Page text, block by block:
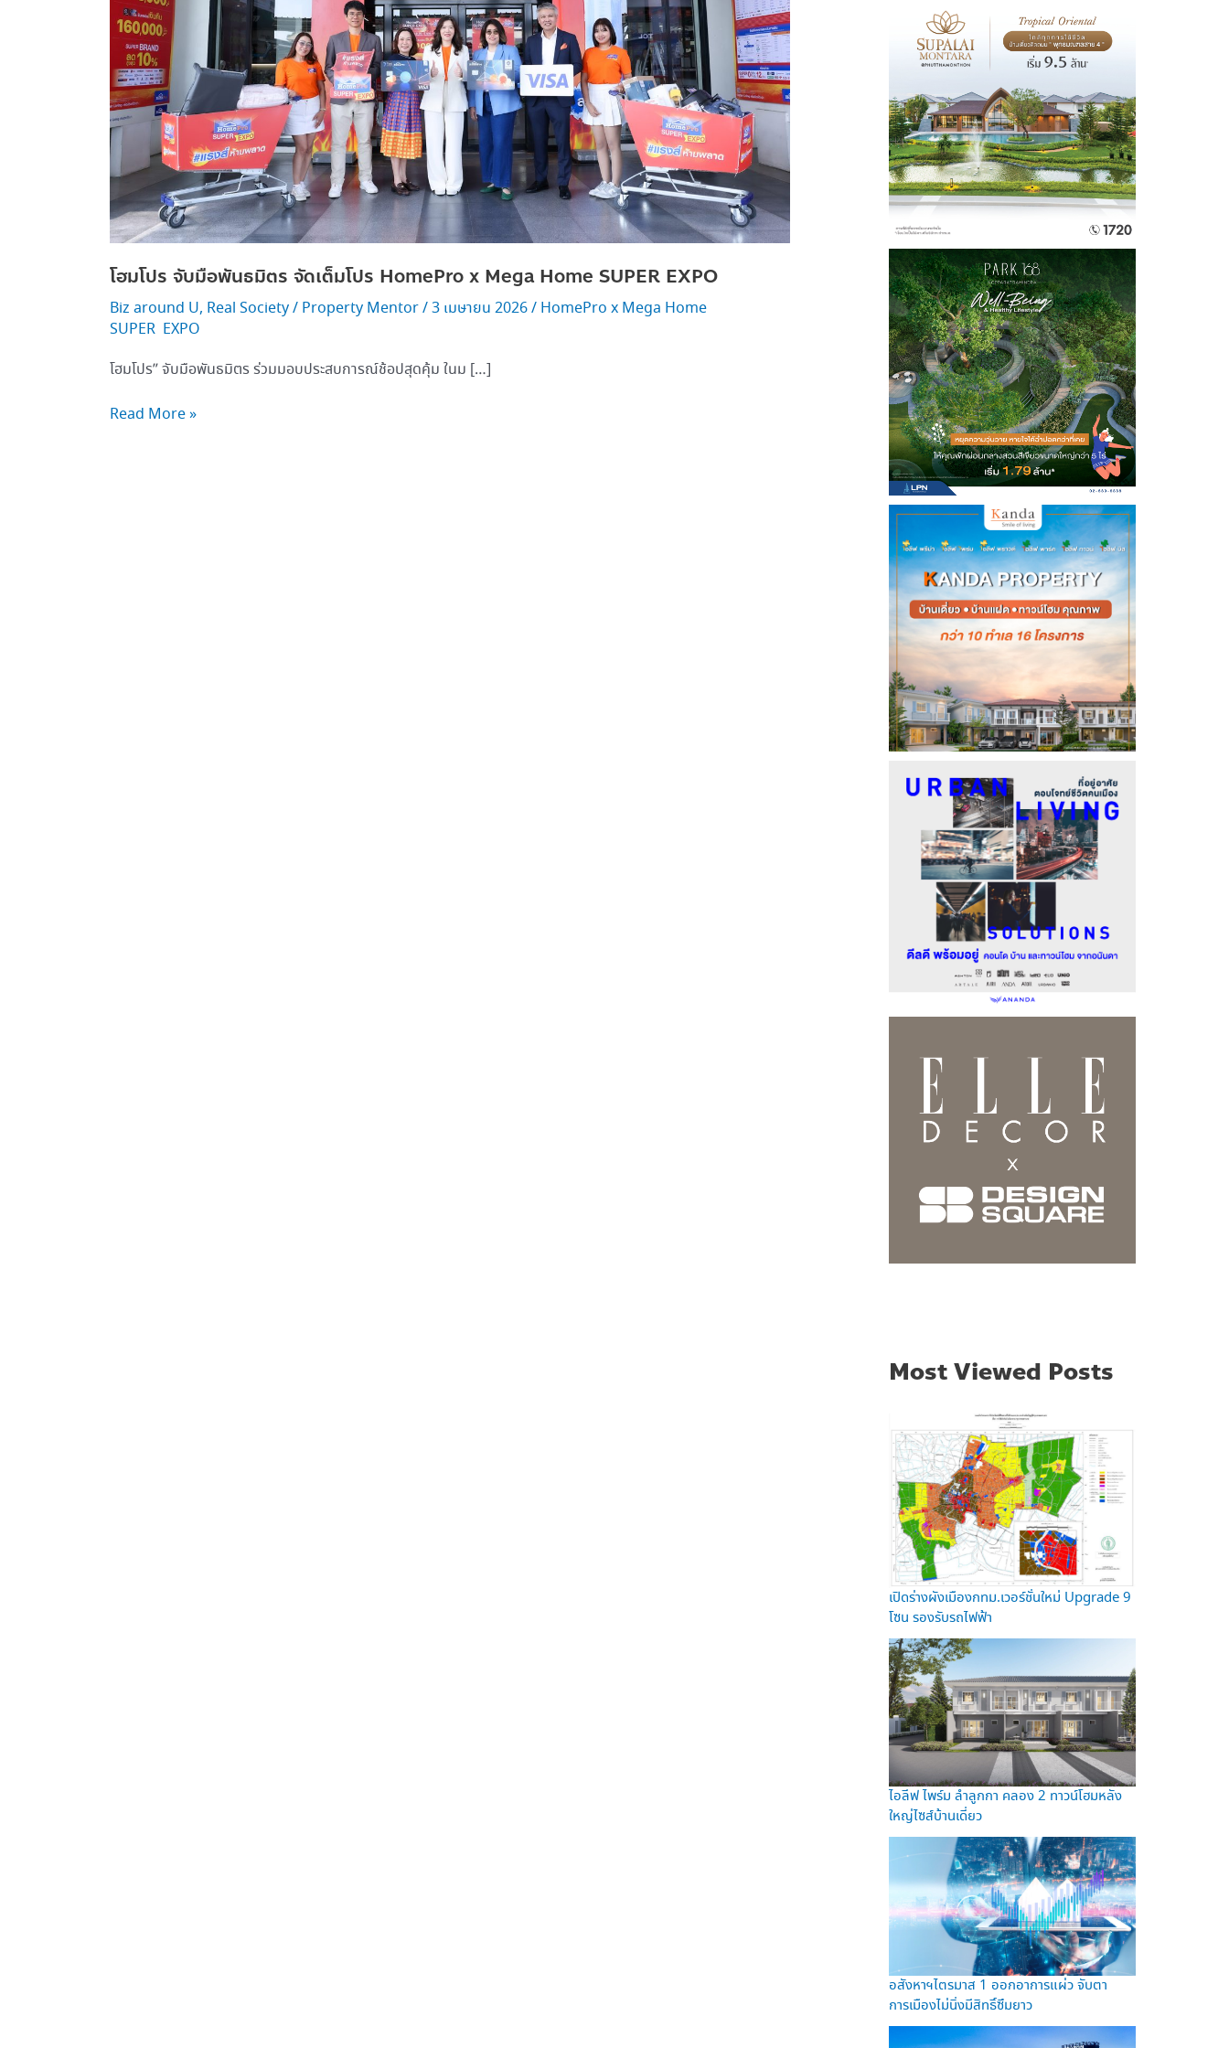
โฮมโปร จับมือพันธมิตร จัดเต็มโปร HomePro x Mega Home SUPER EXPO
Biz around U, Real Society/ Property Mentor/3 เมษายน 2026/ HomePro x Mega Home
SUPER EXPO
โฮมโปร” จับมือพันธมิตร ร่วมมอบประสบการณ์ช้อปสุดคุ้ม ในม […]
Mega
Home
SUPER EXPO
Read More »
Most Viewed Posts
เปิดร่างผังเมืองกทม.เวอร์ชั่นใหม่ Upgrade 9
โซน รองรับรถไฟฟ้า
ไอลีฟ ไพร์ม ลำลูกกา คลอง 2 ทาวน์โฮมหลัง
ใหญ่ไซส์บ้านเดี่ยว
อสังหาฯไตรมาส 1 ออกอาการแผ่ว จับตา
การเมืองไม่นิ่งมีสิทธิ์ซึมยาว